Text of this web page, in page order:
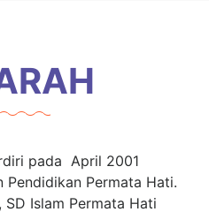
pada April 2001
Pendidikan Permata Hati.
Islam Permata Hati